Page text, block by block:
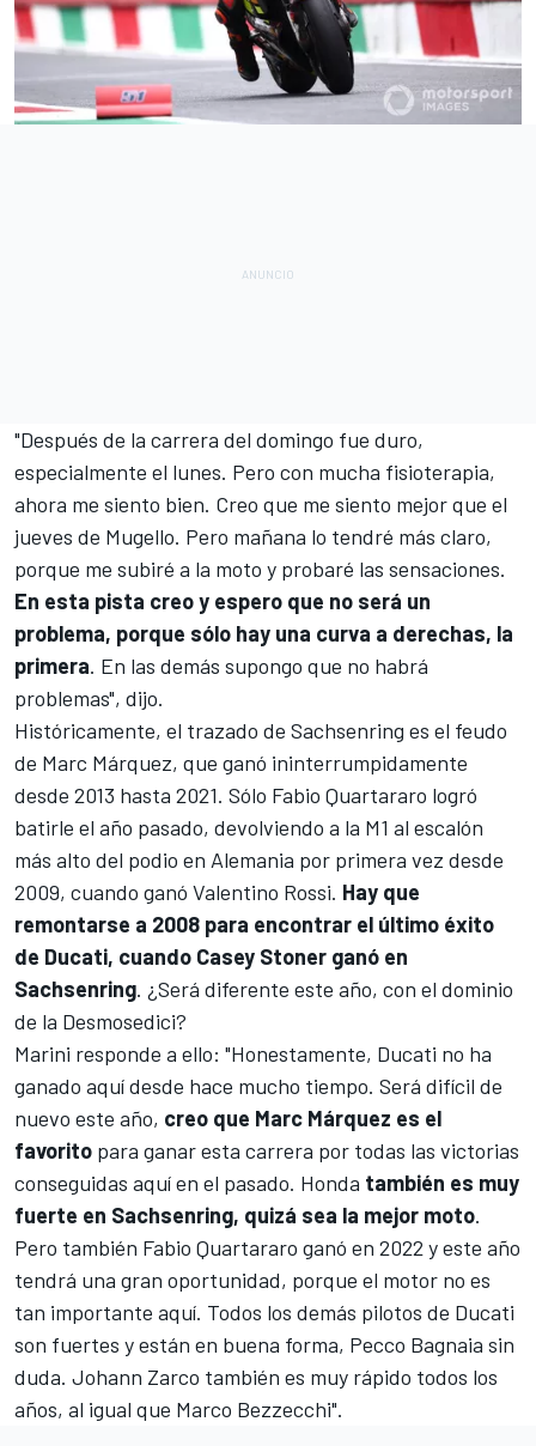
"Después de la carrera del domingo fue duro,
especialmente el lunes. Pero con mucha fisioterapia,
ahora me siento bien. Creo que me siento mejor que el
jueves de Mugello. Pero mañana lo tendré más claro,
porque me subiré a la moto y probaré las sensaciones.
En esta pista creo y espero que no será un
problema, porque sólo hay una curva a derechas, la
primera. En las demás supongo que no habrá
problemas", dijo.
Históricamente, el trazado de Sachsenring es el feudo
de Marc Márquez, que ganó ininterrumpidamente
desde 2013 hasta 2021. Sólo Fabio Quartararo logró
batirle el año pasado, devolviendo a la M1 al escalón
más alto del podio en Alemania por primera vez desde
2009, cuando ganó Valentino Rossi. Hay que
remontarse a 2008 para encontrar el último éxito
de Ducati, cuando Casey Stoner ganó en
Sachsenring. ¿Será diferente este año, con el dominio
de la Desmosedici?
Marini responde a ello: "Honestamente, Ducati no ha
ganado aquí desde hace mucho tiempo. Será difícil de
nuevo este año, creo que Marc Márquez es el
favorito para ganar esta carrera por todas las victorias
conseguidas aquí en el pasado. Honda también es muy
fuerte en Sachsenring, quizá sea la mejor moto.
Pero también Fabio Quartararo ganó en 2022 y este año
tendrá una gran oportunidad, porque el motor no es
tan importante aquí. Todos los demás pilotos de Ducati
son fuertes y están en buena forma, Pecco Bagnaia sin
duda. Johann Zarco también es muy rápido todos los
años, al igual que Marco Bezzecchi".